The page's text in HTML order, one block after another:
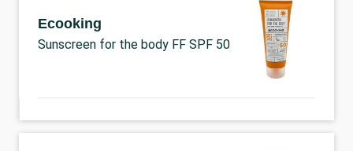
Ecooking
Sunscreen for the body FF SPF 50